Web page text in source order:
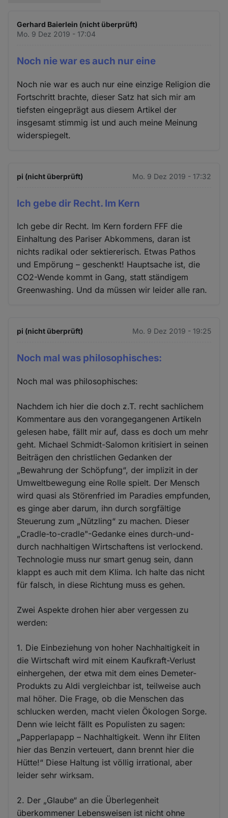
Gerhard Baierlein (nicht überprüft)
Mo. 9 Dez 2019 - 17:04
Noch nie war es auch nur eine
Noch nie war es auch nur eine einzige Religion die
Fortschritt brachte, dieser Satz hat sich mir am
tiefsten eingeprägt aus diesem Artikel der
insgesamt stimmig ist und auch meine Meinung
widerspiegelt.
pi (nicht überprüft) Mo. 9 Dez 2019 - 17:32
Ich gebe dir Recht. Im Kern
Ich gebe dir Recht. Im Kern fordern FFF die
Einhaltung des Pariser Abkommens, daran ist
nichts radikal oder sektiererisch. Etwas Pathos
und Empörung – geschenkt! Hauptsache ist, die
CO2-Wende kommt in Gang, statt ständigem
Greenwashing. Und da müssen wir leider alle ran.
pi (nicht überprüft) Mo. 9 Dez 2019 - 19:25
Noch mal was philosophisches:
Noch mal was philosophisches:
Nachdem ich hier die doch z.T. recht sachlichem
Kommentare aus den vorangegangenen Artikeln
gelesen habe, fällt mir auf, dass es doch um mehr
geht. Michael Schmidt-Salomon kritisiert in seinen
Beiträgen den christlichen Gedanken der
„Bewahrung der Schöpfung“, der implizit in der
Umweltbewegung eine Rolle spielt. Der Mensch
wird quasi als Störenfried im Paradies empfunden,
es ginge aber darum, ihn durch sorgfältige
Steuerung zum „Nützling“ zu machen. Dieser
„Cradle-to-cradle"-Gedanke eines durch-und-
durch nachhaltigen Wirtschaftens ist verlockend.
Technologie muss nur smart genug sein, dann
klappt es auch mit dem Klima. Ich halte das nicht
für falsch, in diese Richtung muss es gehen.
Zwei Aspekte drohen hier aber vergessen zu
werden:
1. Die Einbeziehung von hoher Nachhaltigkeit in
die Wirtschaft wird mit einem Kaufkraft-Verlust
einhergehen, der etwa mit dem eines Demeter-
Produkts zu Aldi vergleichbar ist, teilweise auch
mal höher. Die Frage, ob die Menschen das
schlucken werden, macht vielen Ökologen Sorge.
Denn wie leicht fällt es Populisten zu sagen:
„Papperlapapp – Nachhaltigkeit. Wenn ihr Eliten
hier das Benzin verteuert, dann brennt hier die
Hütte!“ Diese Haltung ist völlig irrational, aber
leider sehr wirksam.
2. Der „Glaube“ an die Überlegenheit
überkommener Lebensweisen ist nicht ohne